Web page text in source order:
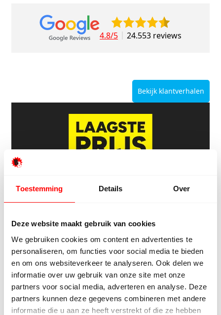
Toestemming Details Over
Deze website maakt gebruik van cookies
We gebruiken cookies om content en advertenties te
personaliseren, om functies voor social media te bieden
en om ons websiteverkeer te analyseren. Ook delen we
informatie over uw gebruik van onze site met onze
partners voor social media, adverteren en analyse. Deze
partners kunnen deze gegevens combineren met andere
informatie die u aan ze heeft verstrekt of die ze hebben
4.8/5 24.553 reviews
Bekijk klantverhalen
Uploaden. Besparen. Klaar.
Offertekiller openen
Gratis advies op maat
Vraag een terugbelverzoek aan en ontvang
persoonlijk advies.